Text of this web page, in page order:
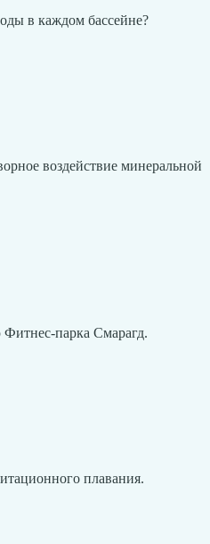
в каждом бассейне?
воздействие минеральной
паркa Смарагд.
плавания.